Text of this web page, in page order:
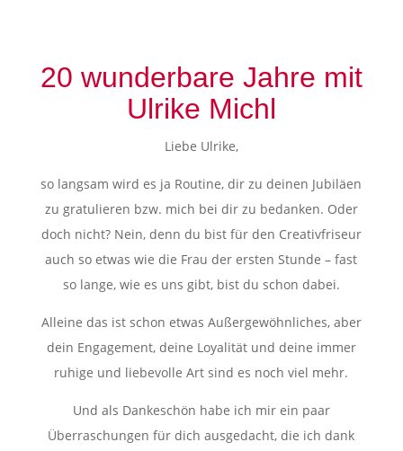
20 wunderbare Jahre mit
Ulrike Michl
Liebe Ulrike,
so langsam wird es ja Routine, dir zu deinen Jubiläen
zu gratulieren bzw. mich bei dir zu bedanken. Oder
doch nicht? Nein, denn du bist für den Creativfriseur
auch so etwas wie die Frau der ersten Stunde – fast
so lange, wie es uns gibt, bist du schon dabei.
Alleine das ist schon etwas Außergewöhnliches, aber
dein Engagement, deine Loyalität und deine immer
ruhige und liebevolle Art sind es noch viel mehr.
Und als Dankeschön habe ich mir ein paar
Überraschungen für dich ausgedacht, die ich dank